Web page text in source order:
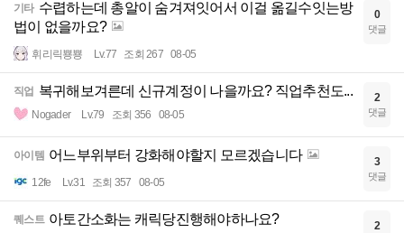
기타 수렵하는데 총알이 숨겨져잇어서 이걸 옮길수잇는방
법이 없을까요?
휘리릭뿅뿅 Lv.77 조회 267 08-05
0
댓글
직업 복귀해보겨른데 신규계정이 나을까요? 직업추천도...
Nogader Lv.79 조회 356 08-05
2
댓글
아이템 어느부위부터 강화해야할지 모르겠습니다
12fe Lv.31 조회 357 08-05
3
댓글
퀘스트 아토간소화는 캐릭당진행해야하나요? 2